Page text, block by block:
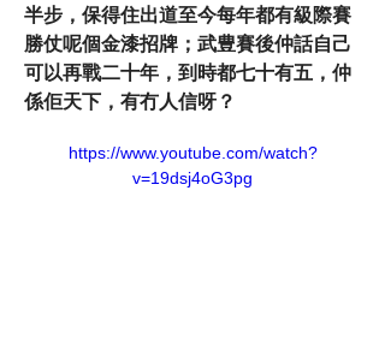
半步，保得住出道至今每年都有級際賽
勝仗呢個金漆招牌；武豊賽後仲話自己
可以再戰二十年，到時都七十有五，仲
係佢天下，有冇人信呀？
https://www.youtube.com/watch?
v=19dsj4oG3pg